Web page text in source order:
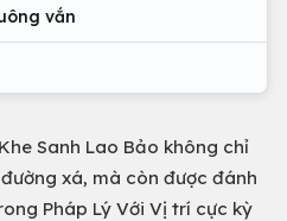
vắn
Sanh Lao Bảo không chỉ
xá, mà còn được đánh
Pháp Lý Với Vị trí cực kỳ